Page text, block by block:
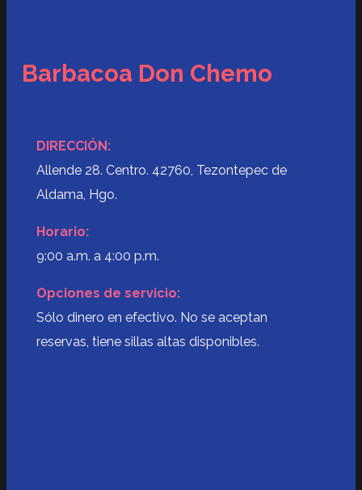
Barbacoa Don Chemo
DIRECCIÓN:
Allende 28. Centro. 42760, Tezontepec de
Aldama, Hgo.
Horario:
9:00 a.m. a 4:00 p.m.
Opciones de servicio:
Sólo dinero en efectivo. No se aceptan
reservas, tiene sillas altas disponibles.